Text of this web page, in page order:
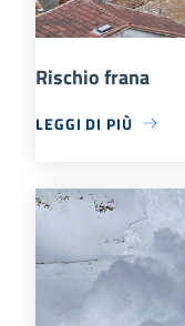
Rischio frana
LEGGI DI PIÙ